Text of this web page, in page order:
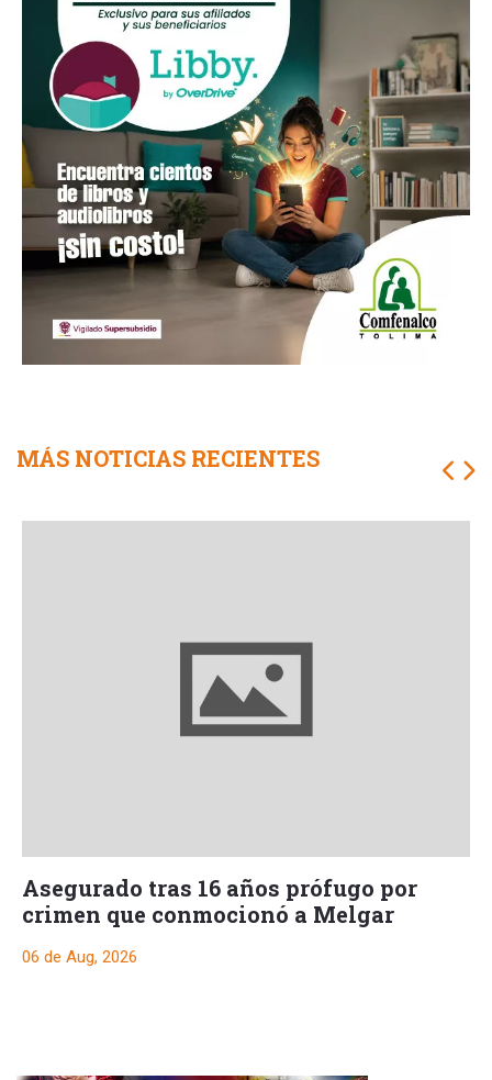
MÁS NOTICIAS RECIENTES
Asegurado tras 16 años prófugo por
crimen que conmocionó a Melgar
06 de Aug, 2026